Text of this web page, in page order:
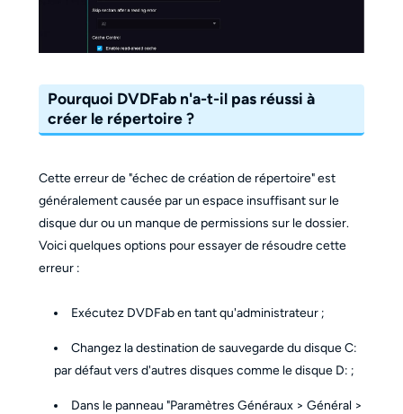
Pourquoi DVDFab n'a-t-il pas réussi à
créer le répertoire ?
Cette erreur de "échec de création de répertoire" est
généralement causée par un espace insuffisant sur le
disque dur ou un manque de permissions sur le dossier.
Voici quelques options pour essayer de résoudre cette
erreur :
Exécutez DVDFab en tant qu'administrateur ;
Changez la destination de sauvegarde du disque C:
par défaut vers d'autres disques comme le disque D: ;
Dans le panneau "Paramètres Généraux > Général >